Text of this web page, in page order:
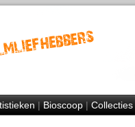
|Bioscoop|Collecties